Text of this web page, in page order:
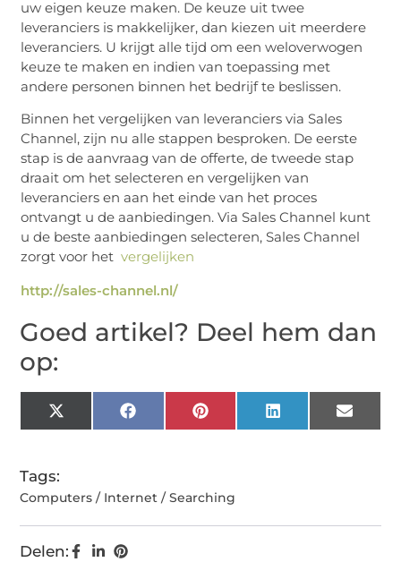
uw eigen keuze maken. De keuze uit twee
leveranciers is makkelijker, dan kiezen uit meerdere
leveranciers. U krijgt alle tijd om een weloverwogen
keuze te maken en indien van toepassing met
andere personen binnen het bedrijf te beslissen.
Binnen het vergelijken van leveranciers via Sales
Channel, zijn nu alle stappen besproken. De eerste
stap is de aanvraag van de offerte, de tweede stap
draait om het selecteren en vergelijken van
leveranciers en aan het einde van het proces
ontvangt u de aanbiedingen. Via Sales Channel kunt
u de beste aanbiedingen selecteren, Sales Channel
zorgt voor het vergelijken
http://sales-channel.nl/
Goed artikel? Deel hem dan
op:
X
(Twitter)
FacebookPinterestLinkedIn Email
Tags:
Computers / Internet / Searching
Delen: